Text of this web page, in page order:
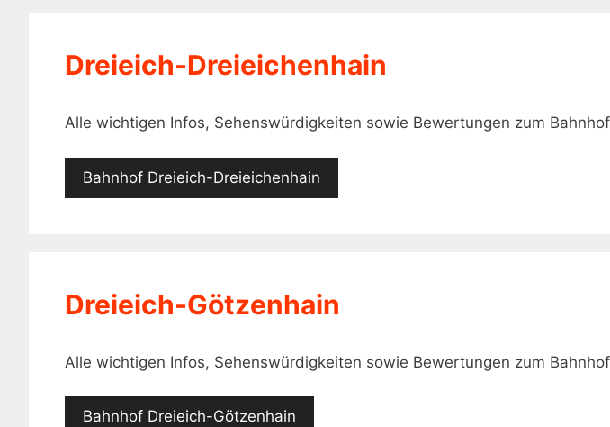
Dreieich-Dreieichenhain
Alle wichtigen Infos, Sehenswürdigkeiten sowie Bewertungen zum
Bahnhof Dreieich-Dreieichenhain
Dreieich-Götzenhain
Alle wichtigen Infos, Sehenswürdigkeiten sowie Bewertungen zum
Bahnhof Dreieich-Götzenhain